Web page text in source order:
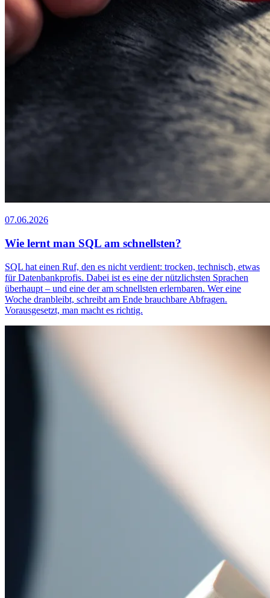
07.06.2026
Wie lernt man SQL am schnellsten?
SQL hat einen Ruf, den es nicht verdient: trocken, technisch, etwas
für Datenbankprofis. Dabei ist es eine der nützlichsten Sprachen
überhaupt – und eine der am schnellsten erlernbaren. Wer eine
Woche dranbleibt, schreibt am Ende brauchbare Abfragen.
Vorausgesetzt, man macht es richtig.